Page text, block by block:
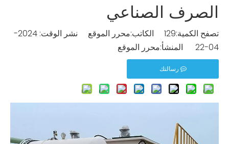
الصرف الصناعي
تصفح الكمية:129
الكاتب:محرر الموقع نشر الوقت: 2024-
04-22 المنشأ:
محرر الموقع
رسالتك